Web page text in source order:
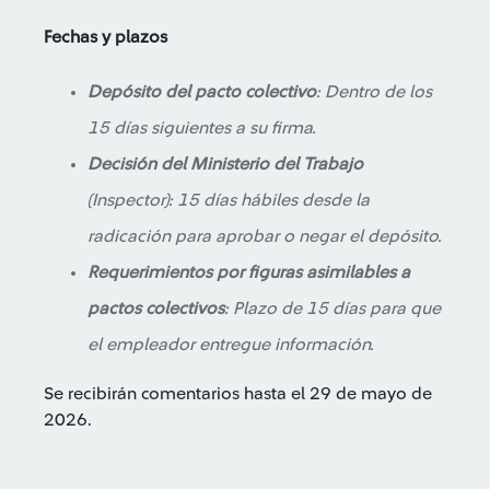
Fechas y plazos
Depósito del pacto colectivo: Dentro de los
15 días siguientes a su firma.
Decisión del Ministerio del Trabajo
(Inspector): 15 días hábiles desde la
radicación para aprobar o negar el depósito.
Requerimientos por figuras asimilables a
pactos colectivos: Plazo de 15 días para que
el empleador entregue información.
Se recibirán comentarios hasta el 29 de mayo de
2026.